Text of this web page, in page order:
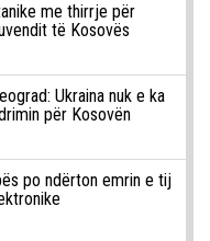
me thirrje për
të Kosovës
Ukraina nuk e ka
për Kosovën
po ndërton emrin e tij